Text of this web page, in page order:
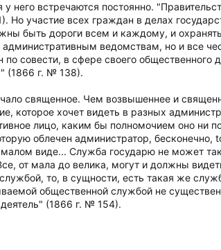
него встречаются постоянно.
участие всех граждан в делах
быть дороги всем и каждому, и
ведомствам, но и все
совести, в сфере своего общественного
(1866 г. № 138).
священное. Чем возвышеннее и
которое хочет видеть в разных
лицо, каким бы полномочием оно ни
облечен администратор, бесконечно,
виде... Служба государю не может
от мала до велика, могут и должны
то, в сущности, есть такая же
общественной службой не
(1866 г. № 154).